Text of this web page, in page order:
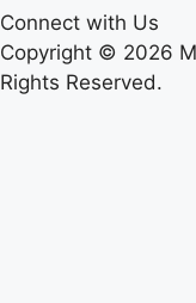
Connect with Us
Copyright © 2026
Rights Reserved.